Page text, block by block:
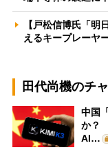
【戸松信博氏「
えるキープレー
田代尚機のチ
中国
か？
AI…